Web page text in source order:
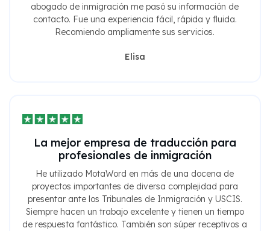
abogado de inmigración me pasó su información de
contacto. Fue una experiencia fácil, rápida y fluida.
Recomiendo ampliamente sus servicios.
Elisa
La mejor empresa de traducción para
profesionales de inmigración
He utilizado MotaWord en más de una docena de
proyectos importantes de diversa complejidad para
presentar ante los Tribunales de Inmigración y USCIS.
Siempre hacen un trabajo excelente y tienen un tiempo
de respuesta fantástico. También son súper receptivos a